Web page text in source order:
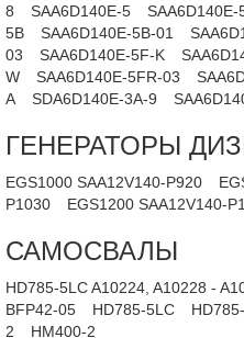
8
SAA6D140E-5 SAA6D140E-
5B
SAA6D140E-5B-01
03
SAA6D140E-5F-K
W
SAA6D140E-5FR-03
A
SDA6D140E-3A-9
ГЕНЕРАТОРЫ
EGS1000 SAA12V140-P920
P1030
EGS1200 SAA12V140-
САМОСВАЛЫ
HD785-5LC A10224, A10228 -
BFP42-05
HD785-5LC
2
HM400-2